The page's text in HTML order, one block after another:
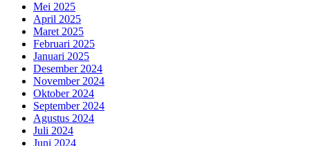
Mei 2025
April 2025
Maret 2025
Februari 2025
Januari 2025
Desember 2024
November 2024
Oktober 2024
September 2024
Agustus 2024
Juli 2024
Juni 2024